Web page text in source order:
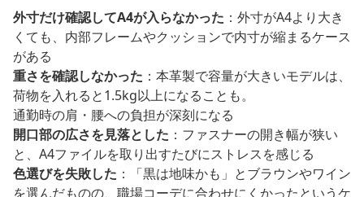
外寸だけ確認してA4が入らなかった ：外寸がA4より大き
くても、内部フレームやクッションで内寸が縮まるケース
がある
重さを確認しなかった ：本革製で容量が大きいモデルは、
荷物を入れると1.5kg以上になることも。
通勤時の肩・腰への負担が深刻になる
開口部の広さを見落とした ：ファスナーの開き幅が狭い
と、A4ファイルを取り出すたびにストレスを感じる
色選びを失敗した ：「黒は地味かも」とブラウンやワイン
を選んだものの、職場コーデに合わせにくかったというケ